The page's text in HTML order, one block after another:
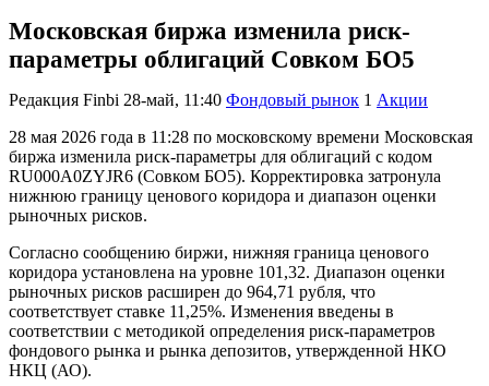
Московская биржа изменила риск-
параметры облигаций Совком БО5
Редакция Finbi 28-май, 11:40 Фондовый рынок 1 Акции
28 мая 2026 года в 11:28 по московскому времени Московская
биржа изменила риск-параметры для облигаций с кодом
RU000A0ZYJR6 (Совком БО5). Корректировка затронула
нижнюю границу ценового коридора и диапазон оценки
рыночных рисков.
Согласно сообщению биржи, нижняя граница ценового
коридора установлена на уровне 101,32. Диапазон оценки
рыночных рисков расширен до 964,71 рубля, что
соответствует ставке 11,25%. Изменения введены в
соответствии с методикой определения риск-параметров
фондового рынка и рынка депозитов, утвержденной НКО
НКЦ (АО).